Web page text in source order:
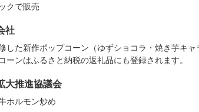
クで販売
社
した新作ポップコーン（ゆずショコラ・焼き芋キャ
ーンはふるさと納税の返礼品にも登録されます。
大推進協議会
ホルモン炒め